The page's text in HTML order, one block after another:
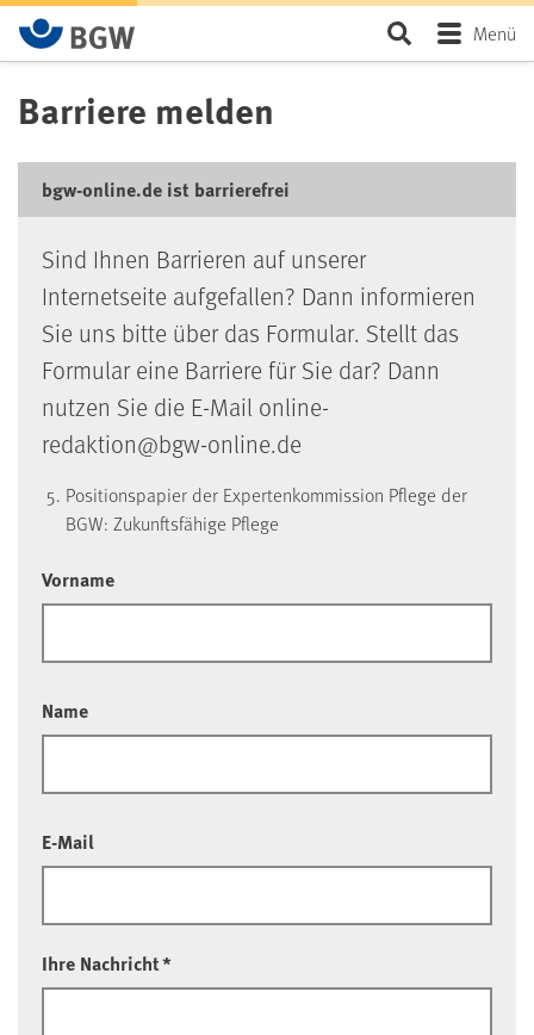
Zum Hauptinhalt springen SeiteMenü
Barriere melden
bgw-online.de ist barrierefrei
Sind Ihnen Barrieren auf unserer
Internetseite aufgefallen? Dann informieren
Sie uns bitte über das Formular. Stellt das
Formular eine Barriere für Sie dar? Dann
nutzen Sie die E-Mail online-
redaktion@bgw-online.de
Positionspapier der Expertenkommission Pflege der
BGW: Zukunftsfähige Pflege
Vorname
Name
E-Mail
Ihre Nachricht*